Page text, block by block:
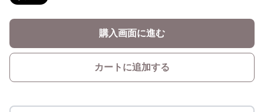
購入画面に進む
カートに追加する